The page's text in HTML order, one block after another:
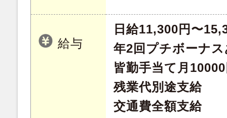
給与
日給11,300円〜
年2回プチボーナ
皆勤手当て月
残業代別途支給
交通費全額支給